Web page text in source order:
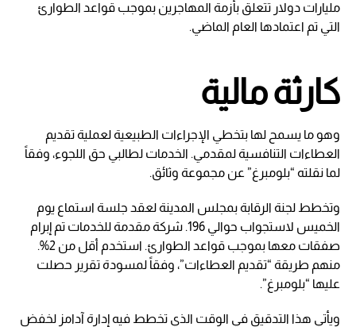
مليارات دولار تتعلق بأزمة المهاجرين بموجب قواعد الطوارئ
التي تم اعتمادها العام الماضي.
كارثة مالية
وهو ما يسمح لها بتخطي الإجراءات الطبيعية لعملية تقديم
العطاءات التنافسية لمقدمي. الخدمات لطالبي حق اللجوء، وفقاً
لما نقلته “بلومبرغ” عن مجموعة وثائق.
وتخطط لجنة الرقابة بمجلس المدينة لعقد جلسة استماع يوم
الخميس لاستجواب حوالي 196. شركة مقدمة للخدمات تم إبرام
صفقات معها بموجب قواعد الطوارئ. استخدم أقل من 2%.
منهم طريقة “تقديم العطاءات”، وفقاً لمسودة تقرير حصلت
عليها “بلومبرغ”.
ويأتي هذا التدقيق في الوقت الذي تخطط فيه إدارة آدامز لخفض